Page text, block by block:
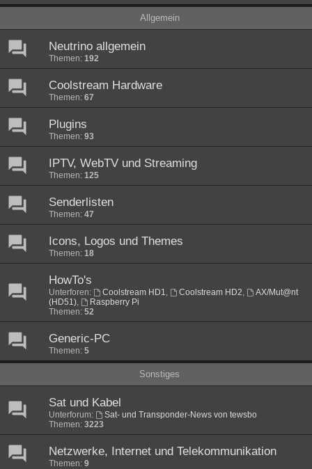
Allgemein
Neutrino allgemein
Themen: 192
Coolstream Hardware
Themen: 67
Plugins
Themen: 93
IPTV, WebTV und Streaming
Themen: 125
Senderlisten
Themen: 47
Icons, Logos und Themes
Themen: 18
HowTo's
Unterforen: Coolstream HD1, Coolstream HD2,
AX/Mut@nt
(HD51),
Raspberry Pi
Themen: 52
Generic-PC
Themen: 5
Sonstiges
Sat und Kabel
Unterforum:
Sat- und Transponder-News von tewsbo
Themen: 3223
Netzwerke, Internet und Telekommunikation
Themen: 9